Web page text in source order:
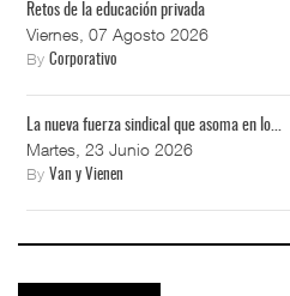
Retos de la educación privada
Viernes, 07 Agosto 2026
By Corporativo
La nueva fuerza sindical que asoma en lo...
Martes, 23 Junio 2026
By Van y Vienen